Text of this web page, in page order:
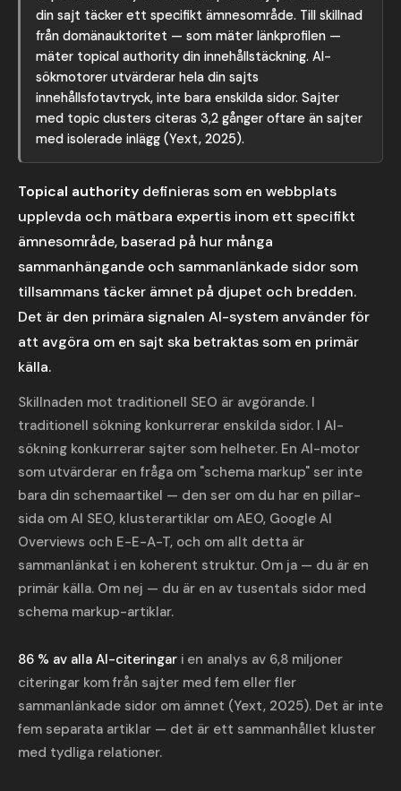
din sajt täcker ett specifikt ämnesområde. Till skillnad
från domänauktoritet — som mäter länkprofilen —
mäter topical authority din innehållstäckning. AI-
sökmotorer utvärderar hela din sajts
innehållsfotavtryck, inte bara enskilda sidor. Sajter
med topic clusters citeras 3,2 gånger oftare än sajter
med isolerade inlägg (Yext, 2025).
Topical authority definieras som en webbplats
upplevda och mätbara expertis inom ett specifikt
ämnesområde, baserad på hur många
sammanhängande och sammanlänkade sidor som
tillsammans täcker ämnet på djupet och bredden.
Det är den primära signalen AI-system använder för
att avgöra om en sajt ska betraktas som en primär
källa.
Skillnaden mot traditionell SEO är avgörande. I
traditionell sökning konkurrerar enskilda sidor. I AI-
sökning konkurrerar sajter som helheter. En AI-motor
som utvärderar en fråga om "schema markup" ser inte
bara din schemaartikel — den ser om du har en pillar-
sida om AI SEO, klusterartiklar om AEO, Google AI
Overviews och E-E-A-T, och om allt detta är
sammanlänkat i en koherent struktur. Om ja — du är en
primär källa. Om nej — du är en av tusentals sidor med
schema markup-artiklar.
86 % av alla AI-citeringar i en analys av 6,8 miljoner
citeringar kom från sajter med fem eller fler
sammanlänkade sidor om ämnet (Yext, 2025). Det är inte
fem separata artiklar — det är ett sammanhållet kluster
med tydliga relationer.